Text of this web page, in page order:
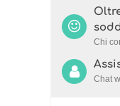
Chi
Chat